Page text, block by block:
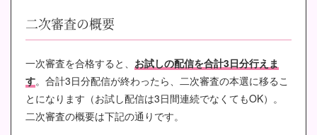
二次審査の概要
一次審査を合格すると、 お試しの配信を合計3日分行えま
す。合計3日分配信が終わったら、二次審査の本選に移るこ
とになります（お試し配信は3日間連続でなくてもOK）。
二次審査の概要は下記の通りです。